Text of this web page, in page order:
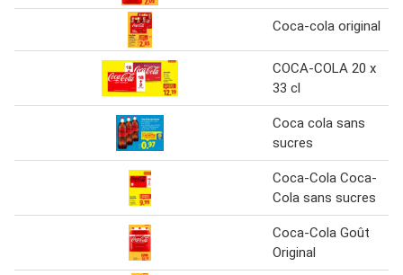
Coca-cola original
COCA-COLA 20 x
33 cl
Coca cola sans
sucres
Coca-Cola Coca-
Cola sans sucres
Coca-Cola Goût
Original